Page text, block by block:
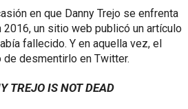
en que Danny Trejo se enfrenta
2016, un sitio web publicó un artículo
fallecido. Y en aquella vez, el
desmentirlo en Twitter.
TREJO IS NOT DEAD